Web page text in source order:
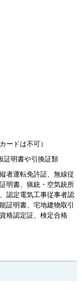
ードは不可）
証明書や引換証類
者運転免許証、無線従
明書、猟銃・空気銃所
認定電気工事従事者認
証明書、宅地建物取引
格認定証、検定合格